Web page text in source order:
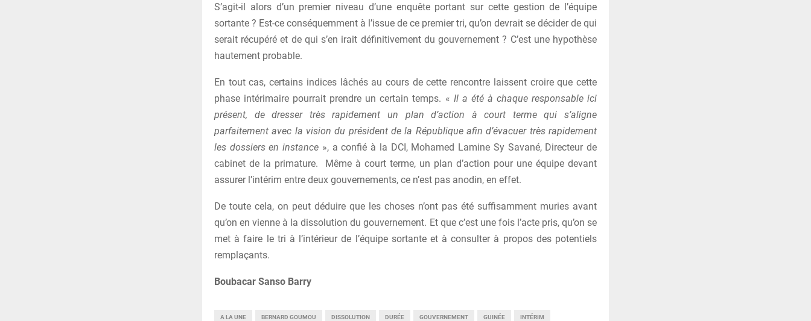
S’agit-il alors d’un premier niveau d’une enquête portant sur cette gestion de l’équipe
sortante ? Est-ce conséquemment à l’issue de ce premier tri, qu’on devrait se décider de qui
serait récupéré et de qui s’en irait définitivement du gouvernement ? C’est une hypothèse
hautement probable.
En tout cas, certains indices lâchés au cours de cette rencontre laissent croire que cette
phase intérimaire pourrait prendre un certain temps. « Il a été à chaque responsable ici
présent, de dresser très rapidement un plan d’action à court terme qui s’aligne
parfaitement avec la vision du président de la République afin d’évacuer très rapidement
les dossiers en instance », a confié à la DCI, Mohamed Lamine Sy Savané, Directeur de
cabinet de la primature. Même à court terme, un plan d’action pour une équipe devant
assurer l’intérim entre deux gouvernements, ce n’est pas anodin, en effet.
De toute cela, on peut déduire que les choses n’ont pas été suffisamment muries avant
qu’on en vienne à la dissolution du gouvernement. Et que c’est une fois l’acte pris, qu’on se
met à faire le tri à l’intérieur de l’équipe sortante et à consulter à propos des potentiels
remplaçants.
Boubacar Sanso Barry
A LA UNE BERNARD GOUMOU DISSOLUTION DURÉE GOUVERNEMENT GUINÉE INTÉRIM